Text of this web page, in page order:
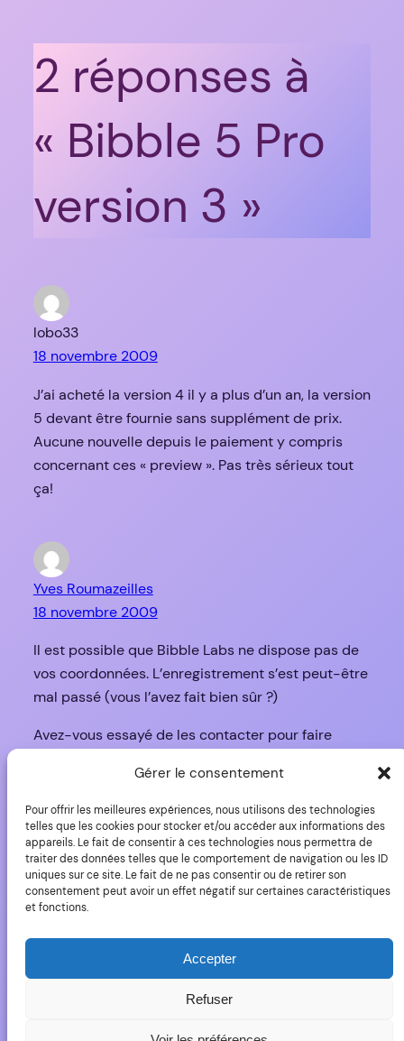
Gérer le consentement
Pour offrir les meilleures expériences, nous utilisons des technologies
telles que les cookies pour stocker et/ou accéder aux informations des
appareils. Le fait de consentir à ces technologies nous permettra de
traiter des données telles que le comportement de navigation ou les ID
uniques sur ce site. Le fait de ne pas consentir ou de retirer son
consentement peut avoir un effet négatif sur certaines caractéristiques
et fonctions.
Accepter
Refuser
2 réponses à
« Bibble 5 Pro
version 3 »
lobo33
18 novembre 2009
J’ai acheté la version 4 il y a plus d’un an, la version
5 devant être fournie sans supplément de prix.
Aucune nouvelle depuis le paiement y compris
concernant ces « preview ». Pas très sérieux tout
ça!
Yves Roumazeilles
18 novembre 2009
Il est possible que Bibble Labs ne dispose pas de
vos coordonnées. L’enregistrement s’est peut-être
mal passé (vous l’avez fait bien sûr ?)
Avez-vous essayé de les contacter pour faire
Copyright (C) 2006-20225 Yves Roumazeilles – Tous